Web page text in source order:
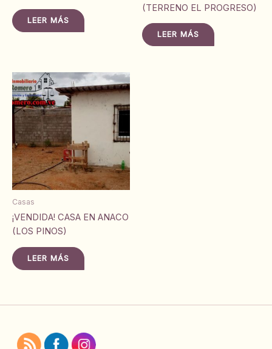
LEER MÁS
(TERRENO EL PROGRESO)
LEER MÁS
Casas
¡VENDIDA! CASA EN ANACO
(LOS PINOS)
LEER MÁS